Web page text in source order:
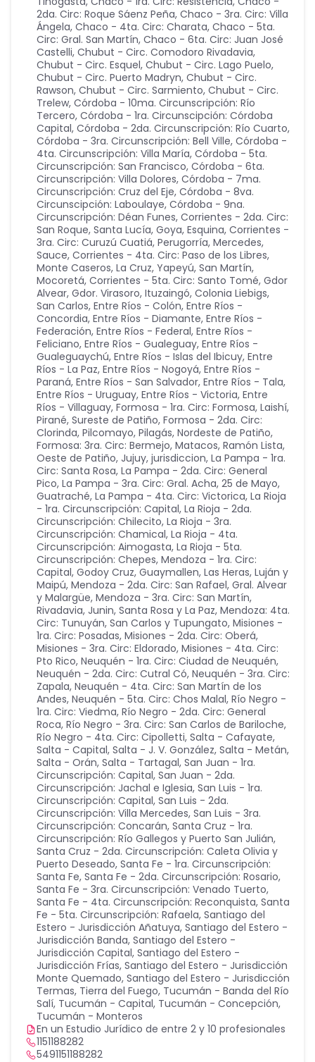
2da. Circ: Roque Sáenz Peña, Chaco - 3ra. Circ: Villa
Ángela, Chaco - 4ta. Circ: Charata, Chaco - 5ta.
Circ: Gral. San Martín, Chaco - 6ta. Circ: Juan José
Castelli, Chubut - Circ. Comodoro Rivadavia,
Chubut - Circ. Esquel, Chubut - Circ. Lago Puelo,
Chubut - Circ. Puerto Madryn, Chubut - Circ.
Rawson, Chubut - Circ. Sarmiento, Chubut - Circ.
Trelew, Córdoba - 10ma. Circunscripción: Río
Tercero, Córdoba - 1ra. Circunscipción: Córdoba
Capital, Córdoba - 2da. Circunscripción: Río Cuarto,
Córdoba - 3ra. Circunscripción: Bell Ville, Córdoba -
4ta. Circunscripción: Villa María, Córdoba - 5ta.
Circunscripción: San Francisco, Córdoba - 6ta.
Circunscripción: Villa Dolores, Córdoba - 7ma.
Circunscripción: Cruz del Eje, Córdoba - 8va.
Circunscipción: Laboulaye, Córdoba - 9na.
Circunscripción: Déan Funes, Corrientes - 2da. Circ:
San Roque, Santa Lucía, Goya, Esquina, Corrientes -
3ra. Circ: Curuzú Cuatiá, Perugorría, Mercedes,
Sauce, Corrientes - 4ta. Circ: Paso de los Libres,
Monte Caseros, La Cruz, Yapeyú, San Martín,
Mocoretá, Corrientes - 5ta. Circ: Santo Tomé, Gdor
Alvear, Gdor. Virasoro, Ituzaingó, Colonia Liebigs,
San Carlos, Entre Ríos - Colón, Entre Ríos -
Concordia, Entre Ríos - Diamante, Entre Ríos -
Federación, Entre Ríos - Federal, Entre Ríos -
Feliciano, Entre Ríos - Gualeguay, Entre Ríos -
Gualeguaychú, Entre Ríos - Islas del Ibicuy, Entre
Ríos - La Paz, Entre Ríos - Nogoyá, Entre Ríos -
Paraná, Entre Ríos - San Salvador, Entre Ríos - Tala,
Entre Ríos - Uruguay, Entre Ríos - Victoria, Entre
Ríos - Villaguay, Formosa - 1ra. Circ: Formosa, Laishí,
Pirané, Sureste de Patiño, Formosa - 2da. Circ:
Clorinda, Pilcomayo, Pilagás, Nordeste de Patiño,
Formosa: 3ra. Circ: Bermejo, Matacos, Ramón Lista,
Oeste de Patiño, Jujuy, jurisdiccion, La Pampa - 1ra.
Circ: Santa Rosa, La Pampa - 2da. Circ: General
Pico, La Pampa - 3ra. Circ: Gral. Acha, 25 de Mayo,
Guatraché, La Pampa - 4ta. Circ: Victorica, La Rioja
- 1ra. Circunscripción: Capital, La Rioja - 2da.
Circunscripción: Chilecito, La Rioja - 3ra.
Circunscripción: Chamical, La Rioja - 4ta.
Circunscripción: Aimogasta, La Rioja - 5ta.
Circunscripción: Chepes, Mendoza - 1ra. Circ:
Capital, Godoy Cruz, Guaymallen, Las Heras, Luján y
Maipú, Mendoza - 2da. Circ: San Rafael, Gral. Alvear
y Malargüe, Mendoza - 3ra. Circ: San Martín,
Rivadavia, Junin, Santa Rosa y La Paz, Mendoza: 4ta.
Circ: Tunuyán, San Carlos y Tupungato, Misiones -
1ra. Circ: Posadas, Misiones - 2da. Circ: Oberá,
Misiones - 3ra. Circ: Eldorado, Misiones - 4ta. Circ:
Pto Rico, Neuquén - 1ra. Circ: Ciudad de Neuquén,
Neuquén - 2da. Circ: Cutral Có, Neuquén - 3ra. Circ:
Zapala, Neuquén - 4ta. Circ: San Martín de los
Andes, Neuquén - 5ta. Circ: Chos Malal, Río Negro -
1ra. Circ: Viedma, Río Negro - 2da. Circ: General
Roca, Río Negro - 3ra. Circ: San Carlos de Bariloche,
Río Negro - 4ta. Circ: Cipolletti, Salta - Cafayate,
Salta - Capital, Salta - J. V. González, Salta - Metán,
Salta - Orán, Salta - Tartagal, San Juan - 1ra.
Circunscripción: Capital, San Juan - 2da.
Circunscripción: Jachal e Iglesia, San Luis - 1ra.
Circunscripción: Capital, San Luis - 2da.
Circunscripción: Villa Mercedes, San Luis - 3ra.
Circunscripción: Concarán, Santa Cruz - 1ra.
Circunscripción: Río Gallegos y Puerto San Julián,
Santa Cruz - 2da. Circunscripción: Caleta Olivia y
Puerto Deseado, Santa Fe - 1ra. Circunscripción:
Santa Fe, Santa Fe - 2da. Circunscripción: Rosario,
Santa Fe - 3ra. Circunscripción: Venado Tuerto,
Santa Fe - 4ta. Circunscripción: Reconquista, Santa
Fe - 5ta. Circunscripción: Rafaela, Santiago del
Estero - Jurisdicción Añatuya, Santiago del Estero -
Jurisdicción Banda, Santiago del Estero -
Jurisdicción Capital, Santiago del Estero -
Jurisdicción Frías, Santiago del Estero - Jurisdicción
Monte Quemado, Santiago del Estero - Jurisdicción
Termas, Tierra del Fuego, Tucumán - Banda del Río
Salí, Tucumán - Capital, Tucumán - Concepción,
Tucumán - Monteros
En un Estudio Jurídico de entre 2 y 10 profesionales
1151188282
5491151188282